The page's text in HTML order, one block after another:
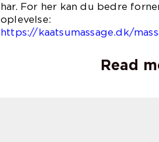
har. For her kan du bedre
https://kaatsumassage.dk/
Read